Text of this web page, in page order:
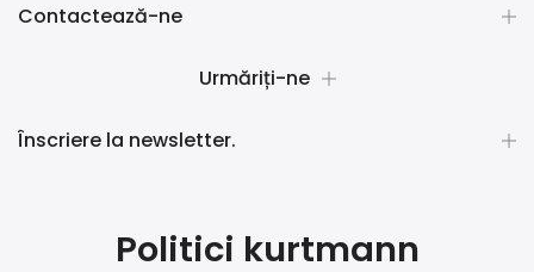
Contactează-ne
Urmăriți-ne
Înscriere la newsletter.
Politici kurtmann